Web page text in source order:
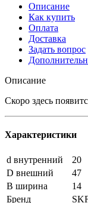
Описание
Как купить
Оплата
Доставка
Задать вопрос
Описание
Скоро здесь
Характеристики
d внутренний
20
D внешний
47
B ширина
14
Бренд